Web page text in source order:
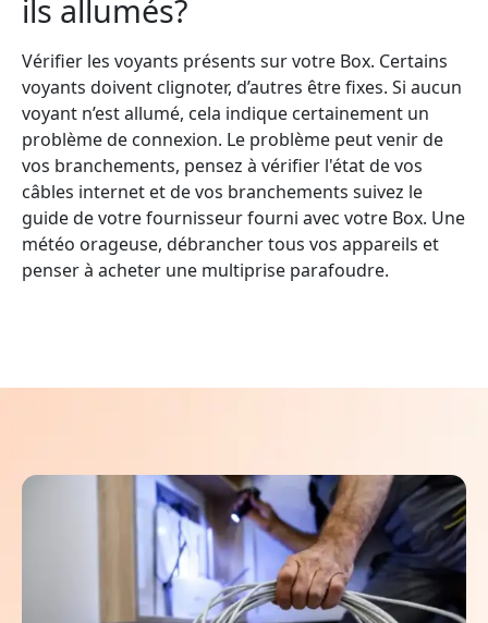
ils allumés?
Vérifier les voyants présents sur votre Box. Certains
voyants doivent clignoter, d’autres être fixes. Si aucun
voyant n’est allumé, cela indique certainement un
problème de connexion. Le problème peut venir de
vos branchements, pensez à vérifier l'état de vos
câbles internet et de vos branchements suivez le
guide de votre fournisseur fourni avec votre Box. Une
météo orageuse, débrancher tous vos appareils et
penser à acheter une multiprise parafoudre.